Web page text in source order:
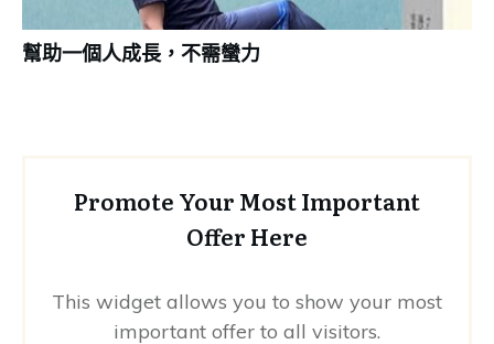
幫助一個人成長，不需蠻力
Promote Your Most Important
Offer Here
This widget allows you to show your most
important offer to all visitors.